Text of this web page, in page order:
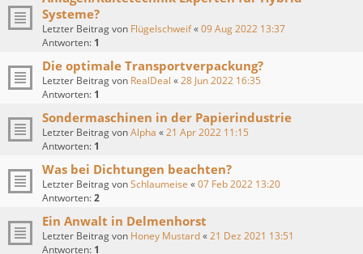
Systeme?
Letzter Beitrag von Flügelschweif«09 Aug 2022 13:37
Antworten: 1
Die optimale Transportverpackung?
Letzter Beitrag von RealDeal «28 Jun 2022 16:35
Antworten: 1
Sondermaschinen in der Papierindustrie
Letzter Beitrag vonAlpha «21 Apr 2022 11:15
Antworten: 1
Was bei Dichtungen beachten?
Letzter Beitrag vonSchlaumeise «07 Feb 2022 13:20
Antworten:2
Ein Anwalt in Delmenhorst
Letzter Beitrag von Honey Mustard«21 Dez 2021 13:51
Antworten: 1